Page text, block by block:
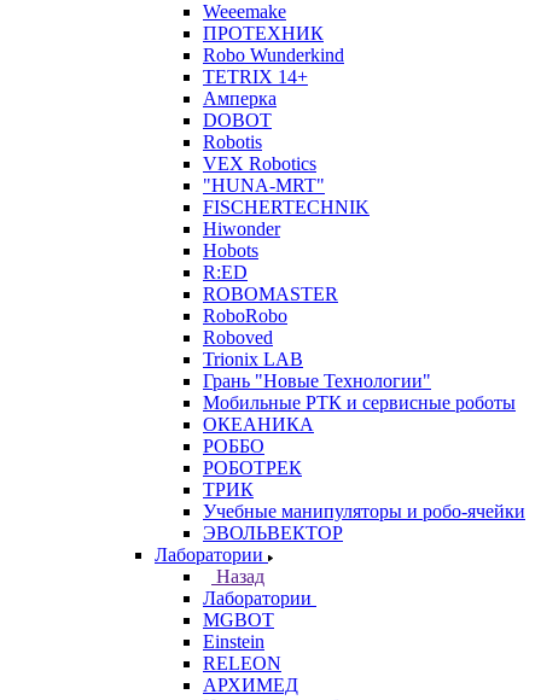
Weeemake
ПРОТЕХНИК
Robo Wunderkind
TETRIX 14+
Амперка
DOBOT
Robotis
VEX Robotics
"HUNA-MRT"
FISCHERTECHNIK
Hiwonder
Hobots
R:ED
ROBOMASTER
RoboRobo
Roboved
Trionix LAB
Грань "Новые Технологии"
Мобильные РТК и сервисные роботы
ОКЕАНИКА
РОББО
РОБОТРЕК
ТРИК
Учебные манипуляторы и робо-ячейки
ЭВОЛЬВЕКТОР
Лаборатории
Назад
Лаборатории
MGBOT
Einstein
RELEON
АРХИМЕД